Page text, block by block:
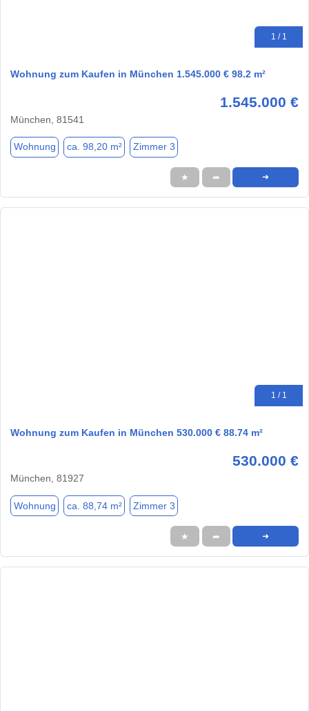
1 / 1
Wohnung zum Kaufen in München 1.545.000 € 98.2 m²
1.545.000 €
München, 81541
Wohnung ca. 98,20 m² Zimmer 3
★ ➦ ➜
1 / 1
Wohnung zum Kaufen in München 530.000 € 88.74 m²
530.000 €
München, 81927
Wohnung ca. 88,74 m² Zimmer 3
★ ➦ ➜